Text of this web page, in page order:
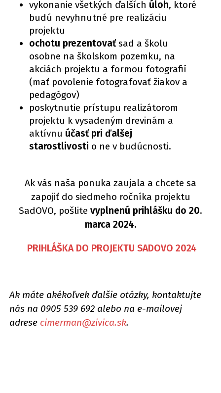
vykonanie všetkých ďalších úloh, ktoré
budú nevyhnutné pre realizáciu
projektu
ochotu prezentovaťsad a školu
osobne na školskom pozemku, na
akciách projektu a formou fotografií
(mať povolenie fotografovať žiakov a
pedagógov)
poskytnutie prístupu realizátorom
projektu k vysadeným drevinám a
aktívnu účasť pri ďalšej
starostlivosti o ne v budúcnosti.
Ak vás naša ponuka zaujala a chcete sa
zapojiť do siedmeho ročníka projektu
SadOVO, pošlite vyplnenú prihlášku do 20.
marca 2024.
PRIHLÁŠKA DO PROJEKTU SADOVO 2024
Ak máte akékoľvek ďalšie otázky, kontaktujte
nás na 0905 539 692 alebo na e-mailovej
adrese cimerman@zivica.sk.